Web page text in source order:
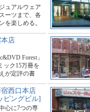
ュアルウェア
ーツまで、各
を楽しめる。
店
Forest」
ック15万冊を
が定評の書
西口本店
ピングビル]
心に7つの専